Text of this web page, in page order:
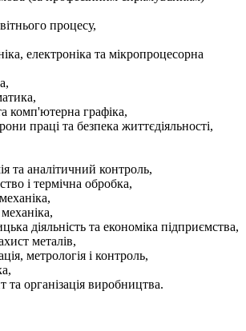
процесу,
електроніка та мікропроцесорна
комп'ютерна графіка,
праці та безпека життєдіяльності,
та аналітичний контроль,
і термічна обробка,
діяльність та економіка підприємства,
металів,
метрологія і контроль,
організація виробництва.